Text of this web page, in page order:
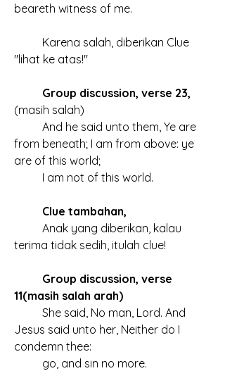
beareth witness of me.
"lihat ke atas!"
Group discussion, verse 23,
(masih salah)
from beneath; I am from above: ye
are of this world;
	I am not of this world.
Clue tambahan,
terima tidak sedih, itulah clue!
Group discussion, verse
11(masih salah arah)
Jesus said unto her, Neither do I
condemn thee:
	go, and sin no more.